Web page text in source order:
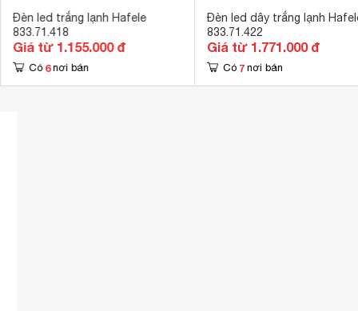
Đèn led trắng lạnh Hafele
833.71.418
Giá từ 1.155.000 đ
Có 6 nơi bán
Đèn led dây trắng lạnh
833.71.422
Giá từ 1.771.000 đ
Có 7 nơi bán